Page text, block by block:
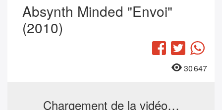
Absynth Minded "Envoi"
(2010)
Facebook
Twitter
30 647
Chargement de la vidéo…